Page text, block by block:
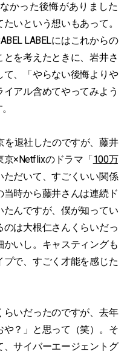
かった後悔がありました
いという想いもあって。
LABELにはこれからの
を考えたときに、岩井さ
、「やらない後悔よりや
アル含めてやってみよう
を退社したのですが、藤井
京×Netflixのドラマ「100万
ただいて、すごくいい関係
時から藤井さんは連続ド
んですが、僕が知ってい
は大根仁さんくらいだっ
いし。キャスティングも
で、すごく才能を感じた
いだったのですが、去年
？」と思って（笑）。そ
サイバーエージェントグ